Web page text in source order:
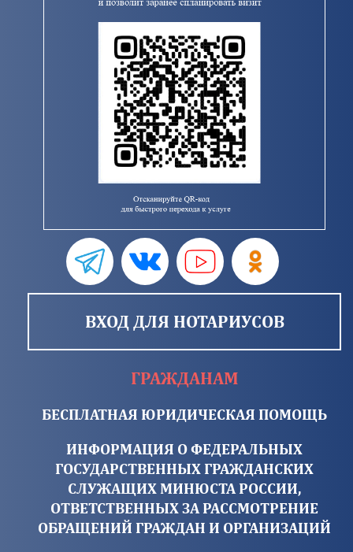
ВХОД ДЛЯ НОТАРИУСОВ
ГРАЖДАНАМ
БЕСПЛАТНАЯ ЮРИДИЧЕСКАЯ ПОМОЩЬ
ИНФОРМАЦИЯ О ФЕДЕРАЛЬНЫХ
ГОСУДАРСТВЕННЫХ ГРАЖДАНСКИХ
СЛУЖАЩИХ МИНЮСТА РОССИИ,
ОТВЕТСТВЕННЫХ ЗА РАССМОТРЕНИЕ
ОБРАЩЕНИЙ ГРАЖДАН И ОРГАНИЗАЦИЙ